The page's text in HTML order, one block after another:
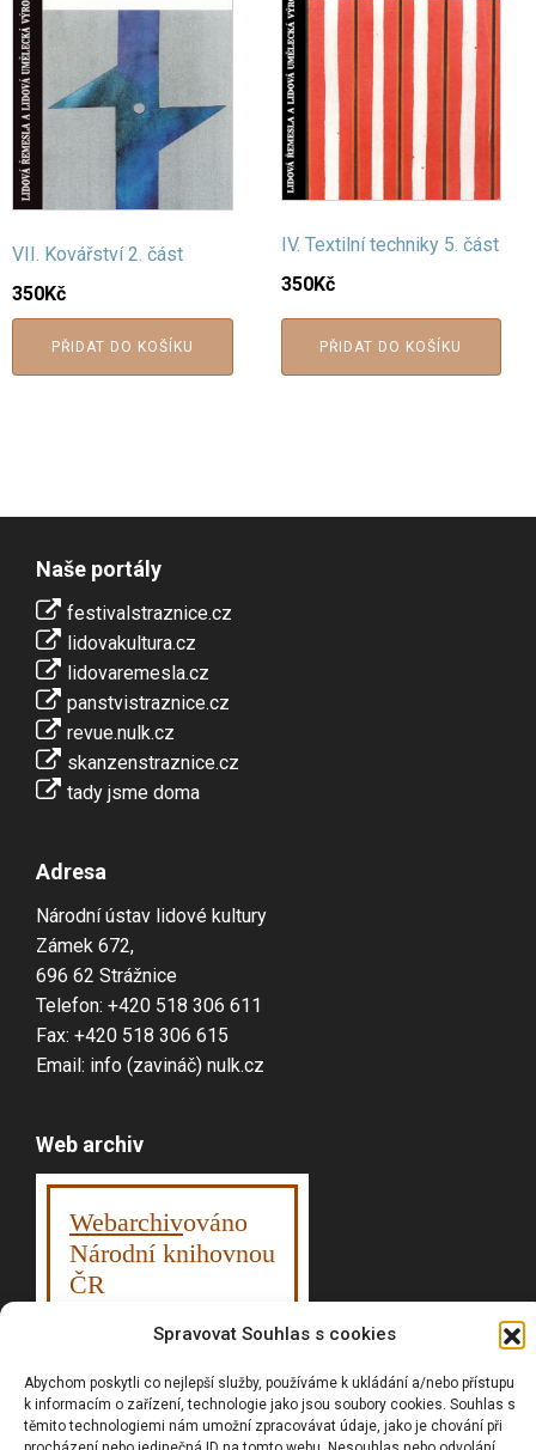
Spravovat Souhlas s cookies
Abychom poskytli co nejlepší služby, používáme k ukládání a/nebo přístupu
k informacím o zařízení, technologie jako jsou soubory cookies. Souhlas s
těmito technologiemi nám umožní zpracovávat údaje, jako je chování při
VII. Kovářství 2. část
350Kč
PŘIDAT DO KOŠÍKU
IV. Textilní techniky 5. část
350Kč
PŘIDAT DO KOŠÍKU
Naše portály
festivalstraznice.cz
lidovakultura.cz
lidovaremesla.cz
panstvistraznice.cz
revue.nulk.cz
skanzenstraznice.cz
tady jsme doma
Adresa
Národní ústav lidové kultury
Zámek 672,
696 62 Strážnice
Telefon: +420 518 306 611
Fax: +420 518 306 615
Email: info (zavináč) nulk.cz
Web archiv
Webarchivováno
Národní knihovnou
ČR
Vyhledávání